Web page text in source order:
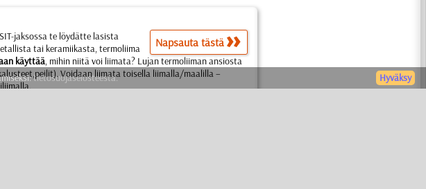
Napsauta tästä
jaksossa te löydätte lasista
tai keramiikasta, termoliima
käyttää, mihin niitä voi liimata? Lujan termoliiman ansiosta
Voidaan liimata toisella liimalla/maalilla –
Hyväksy
tietosuojaselosteesta.